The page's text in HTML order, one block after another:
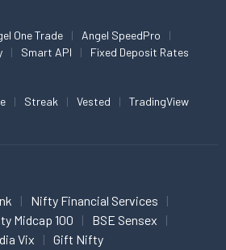
One Trade
Angel SpeedPro
Smart API Fixed Deposit Rates
Streak Vested TradingView
Nifty Financial Services
Midcap 100
BSE Sensex
Vix Gift Nifty